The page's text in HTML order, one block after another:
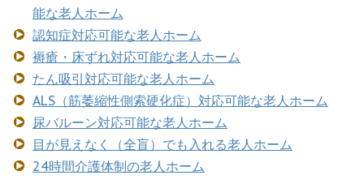
能な老人ホーム
認知症対応可能な老人ホーム
褥瘡・床ずれ対応可能な老人ホーム
たん吸引対応可能な老人ホーム
ALS（筋萎縮性側索硬化症）対応可能な老人ホーム
尿バルーン対応可能な老人ホーム
目が見えなく（全盲）でも入れる老人ホーム
24時間介護体制の老人ホーム